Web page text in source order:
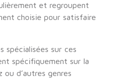
et regroupent
choisie pour satisfaire
spécialisées sur ces
spécifiquement sur la
ou d’autres genres